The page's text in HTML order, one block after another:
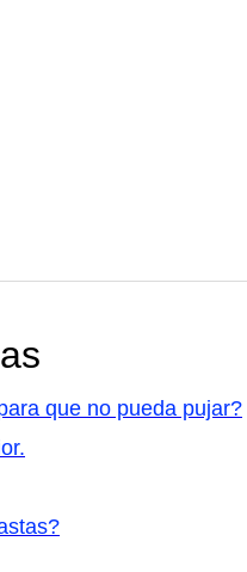
que no pueda pujar?